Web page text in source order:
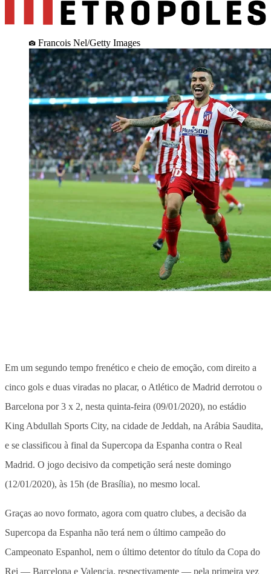
Francois Nel/Getty Images
Em um segundo tempo frenético e cheio de emoção, com direito a
cinco gols e duas viradas no placar, o Atlético de Madrid derrotou o
Barcelona por 3 x 2, nesta quinta-feira (09/01/2020), no estádio
King Abdullah Sports City, na cidade de Jeddah, na Arábia Saudita,
e se classificou à final da Supercopa da Espanha contra o Real
Madrid. O jogo decisivo da competição será neste domingo
(12/01/2020), às 15h (de Brasília), no mesmo local.
Graças ao novo formato, agora com quatro clubes, a decisão da
Supercopa da Espanha não terá nem o último campeão do
Campeonato Espanhol, nem o último detentor do título da Copa do
Rei — Barcelona e Valencia, respectivamente — pela primeira vez